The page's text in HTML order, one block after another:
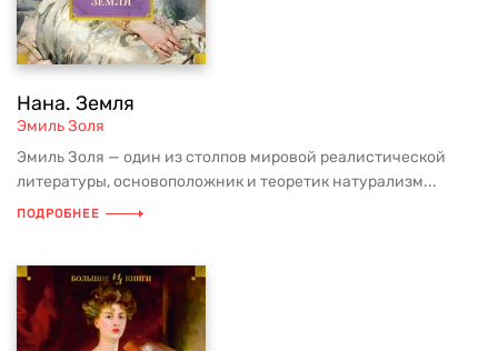
Нана. Земля
Эмиль Золя
Эмиль Золя — один из столпов мировой реалистической
литературы, основоположник и теоретик натурализм...
ПОДРОБНЕЕ